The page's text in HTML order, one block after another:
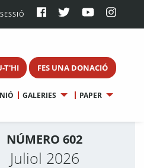
T'HI FES UNA DONACIÓ
GALERIES PAPER
NÚMERO 602
Juliol 2026